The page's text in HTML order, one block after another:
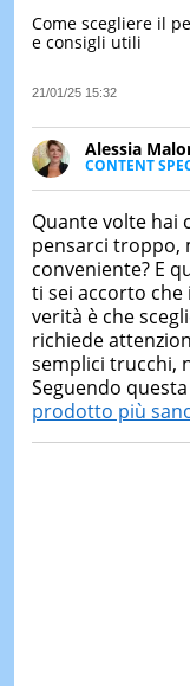
Come scegliere il
e consigli utili
21/01/25 15:32
Alessia
CONTENT
Ha
occupa della
dello
canali
Quante volte hai
pensarci troppo,
conveniente? E
ti sei accorto che
verità è che
richiede
semplici trucchi,
Seguendo
prodotto più